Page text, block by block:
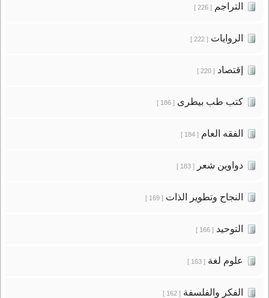
التراجم[ 226 ]
الروايات[ 222 ]
إقتصاد[ 220 ]
كتب طب بيطرى[ 186 ]
الفقه العام[ 184 ]
دواوين شعر[ 183 ]
النجاح وتطوير الذات[ 169 ]
التوحيد[ 166 ]
علوم لغة[ 163 ]
الفكر والفلسفة[ 162 ]